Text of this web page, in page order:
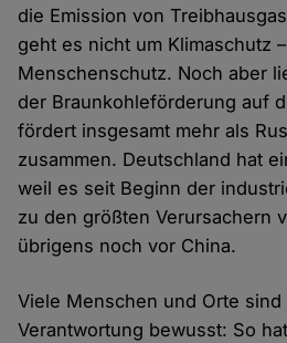
die Emission von
geht es nicht um Klimaschutz
Menschenschutz. Noch aber
der Braunkohleförderung auf
fördert insgesamt mehr als
zusammen. Deutschland hat
weil es seit Beginn der
zu den größten Verursachern
übrigens noch vor China.
Viele Menschen und Orte
Verantwortung bewusst: So